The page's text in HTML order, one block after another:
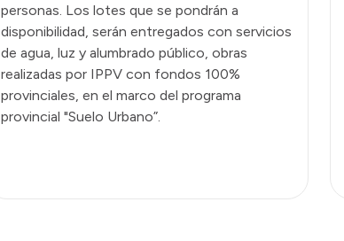
personas. Los lotes que se pondrán a
disponibilidad, serán entregados con servicios
de agua, luz y alumbrado público, obras
realizadas por IPPV con fondos 100%
provinciales, en el marco del programa
provincial "Suelo Urbano”.